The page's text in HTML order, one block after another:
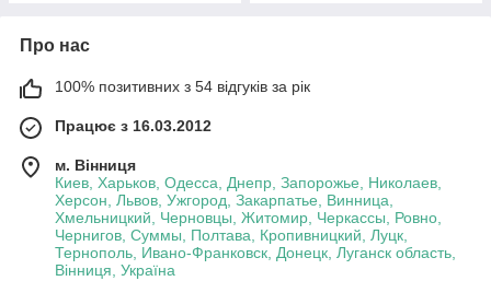
Про нас
100% позитивних з 54 відгуків за рік
Працює з 16.03.2012
м. Вінниця
Киев, Харьков, Одесса, Днепр, Запорожье, Николаев,
Херсон, Львов, Ужгород, Закарпатье, Винница,
Хмельницкий, Черновцы, Житомир, Черкассы, Ровно,
Чернигов, Суммы, Полтава, Кропивницкий, Луцк,
Тернополь, Ивано-Франковск, Донецк, Луганск область,
Вінниця, Україна